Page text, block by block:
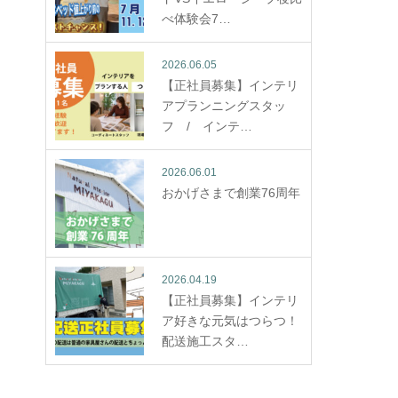
べ体験会7…
2026.06.05
【正社員募集】インテリ
アプランニングスタッ
フ / インテ…
2026.06.01
おかげさまで創業76周年
2026.04.19
【正社員募集】インテリ
ア好きな元気はつらつ！
配送施工スタ…